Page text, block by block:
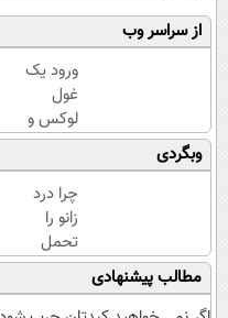
از سراسر وب
ورود یک
غول
لوکس و
هوشمند
به ایران،
IM LS9
رسماً
رونمایی
شد
وبگردی
چرا درد
زانو را
تحمل
می‌کنی؟
خیلی
مطالب پیشنهادی